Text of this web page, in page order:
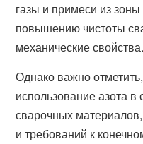
газы и примеси из
повышению чистоты
механические свойства.
Однако важно
использование азота в
сварочных
и требований к